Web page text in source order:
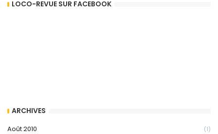
LOCO-REVUE SUR FACEBOOK
ARCHIVES
Août 2010 (1)